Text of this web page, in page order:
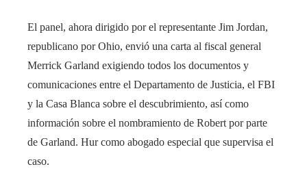
El panel, ahora dirigido por el representante Jim Jordan,
republicano por Ohio, envió una carta al fiscal general
Merrick Garland exigiendo todos los documentos y
comunicaciones entre el Departamento de Justicia, el FBI
y la Casa Blanca sobre el descubrimiento, así como
información sobre el nombramiento de Robert por parte
de Garland. Hur como abogado especial que supervisa el
caso.